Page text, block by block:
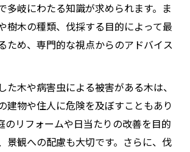
多岐にわたる知識が求められます。ま
樹木の種類、伐採する目的によって最
ため、専門的な視点からのアドバイス
た木や病害虫による被害がある木は、
建物や住人に危険を及ぼすこともあり
のリフォームや日当たりの改善を目的
景観への配慮も大切です。さらに、伐